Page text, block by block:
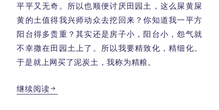
平平又无奇。所以也顺便讨厌田园土，这么屎黄屎
黄的土值得我兴师动众去挖回来？你知道我一平方
阳台得多贵重？其实还是房子小，阳台小，怨气就
不幸撒在田园土上了。所以我要精致化，精细化。
于是就上网买了泥炭土，我称为精粮。
继续阅读配土其三—田园土